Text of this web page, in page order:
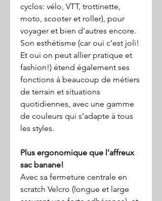
cyclos: vélo, VTT, trottinette,
moto, scooter et roller), pour
voyager et bien d'autres encore.
Son esthétisme (car oui c’est joli!
Et oui on peut allier pratique et
fashion!) étend également ses
fonctions à beaucoup de métiers
de terrain et situations
quotidiennes, avec une gamme
de couleurs qui s’adapte à tous
les styles.
Plus ergonomique que l’affreux
sac banane!
Avec sa fermeture centrale en
scratch Velcro (longue et large